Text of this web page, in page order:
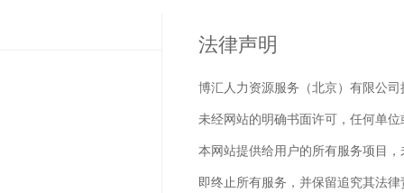
法律声明
博汇人力资源服务（北京）有限公
未经网站的明确书面许可，任何单
本网站提供给用户的所有服务项目
即终止所有服务，并保留追究其法